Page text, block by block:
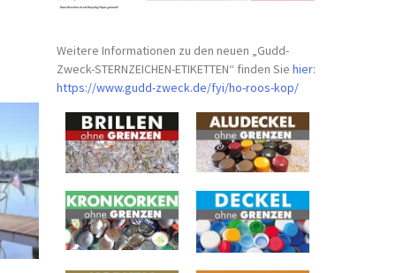
Weitere Informationen zu den neuen „Gudd-
Zweck-STERNZEICHEN-ETIKETTEN“ finden Siehier:
https://www.gudd-zweck.de/fyi/ho-roos-kop/